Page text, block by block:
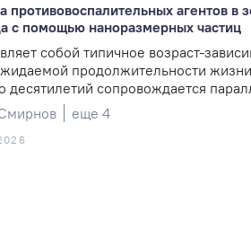
противовоспалительных агентов
с помощью наноразмерных частиц
собой типичное возраст-
продолжительности
десятилетий сопровождается
еще 4